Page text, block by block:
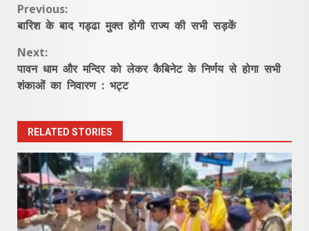
Continue
Reading
Previous:
बारिश के बाद गड्ढा मुक्त होगी राज्य की सभी सड़कें
Next:
पावन धाम और मन्दिर को लेकर कैबिनेट के निर्णय से होगा सभी
शंकाओं का निवारण : भट्ट
RELATED STORIES